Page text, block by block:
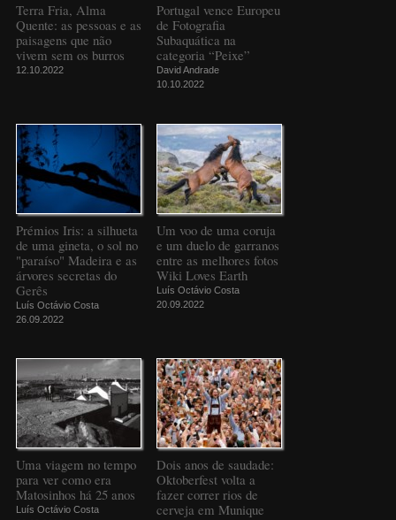
Terra Fria, Alma
Quente: as pessoas e as
paisagens que não
vivem sem os burros
12.10.2022
Portugal vence Europeu
de Fotografia
Subaquática na
categoria “Peixe”
David Andrade
10.10.2022
Prémios Iris: a silhueta
de uma gineta, o sol no
"paraíso" Madeira e as
árvores secretas do
Gerês
Luís Octávio Costa
26.09.2022
Um voo de uma coruja
e um duelo de garranos
entre as melhores fotos
Wiki Loves Earth
Luís Octávio Costa
20.09.2022
Uma viagem no tempo
para ver como era
Matosinhos há 25 anos
Luís Octávio Costa
Dois anos de saudade:
Oktoberfest volta a
fazer correr rios de
cerveja em Munique